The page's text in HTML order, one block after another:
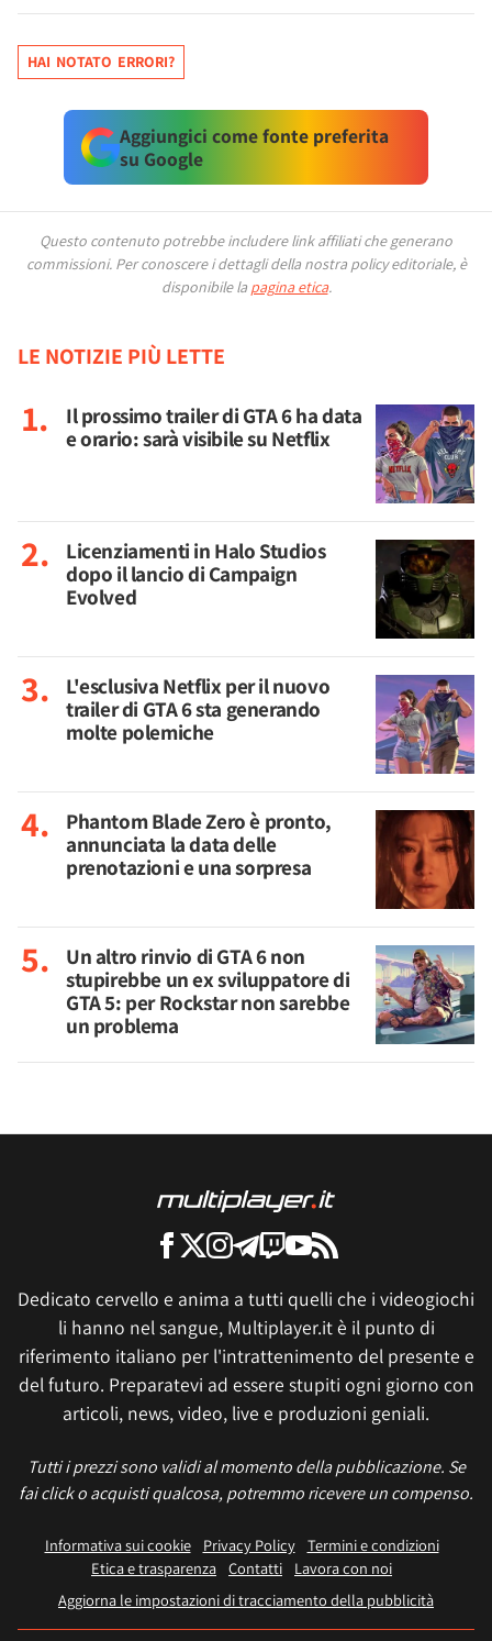
HAI NOTATO ERRORI?
Aggiungici come fonte preferita
su Google
Questo contenuto potrebbe includere link affiliati che generano
commissioni. Per conoscere i dettagli della nostra policy editoriale, è
disponibile la pagina etica.
LE NOTIZIE PIÙ LETTE
Il prossimo trailer di GTA 6 ha data
e orario: sarà visibile su Netflix
Licenziamenti in Halo Studios
dopo il lancio di Campaign
Evolved
L'esclusiva Netflix per il nuovo
trailer di GTA 6 sta generando
molte polemiche
Phantom Blade Zero è pronto,
annunciata la data delle
prenotazioni e una sorpresa
Un altro rinvio di GTA 6 non
stupirebbe un ex sviluppatore di
GTA 5: per Rockstar non sarebbe
un problema
Dedicato cervello e anima a tutti quelli che i videogiochi
li hanno nel sangue, Multiplayer.it è il punto di
riferimento italiano per l'intrattenimento del presente e
del futuro. Preparatevi ad essere stupiti ogni giorno con
articoli, news, video, live e produzioni geniali.
Tutti i prezzi sono validi al momento della pubblicazione. Se
fai click o acquisti qualcosa, potremmo ricevere un compenso.
Informativa sui cookie Privacy Policy
Termini e condizioni
Etica e trasparenza Contatti
Lavora con noi
Aggiorna le impostazioni di tracciamento della pubblicità